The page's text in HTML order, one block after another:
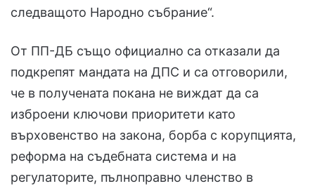
следващото Народно събрание“.
От ПП-ДБ също официално са отказали да
подкрепят мандата на ДПС и са отговорили,
че в получената покана не виждат да са
изброени ключови приоритети като
върховенство на закона, борба с корупцията,
реформа на съдебната система и на
регулаторите, пълноправно членство в